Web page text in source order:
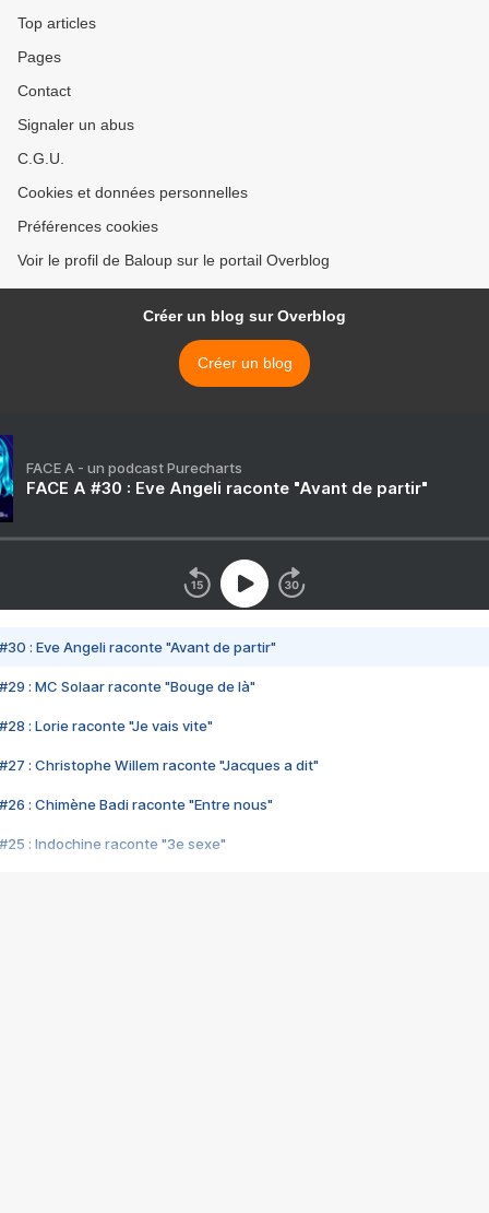
Top articles
Pages
Contact
Signaler un abus
C.G.U.
Cookies et données personnelles
Préférences cookies
Voir le profil de Baloup sur le portail Overblog
Créer un blog sur Overblog
Créer un blog
FACE A - un podcast Purecharts
FACE A #30 : Eve Angeli raconte "Avant de partir"
#30 : Eve Angeli raconte "Avant de partir"
#29 : MC Solaar raconte "Bouge de là"
#28 : Lorie raconte "Je vais vite"
#27 : Christophe Willem raconte "Jacques a dit"
#26 : Chimène Badi raconte "Entre nous"
#25 : Indochine raconte "3e sexe"